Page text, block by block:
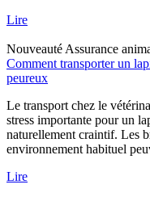
Lire
Nouveauté Assurance
Comment transporter un
peureux
Le transport chez le
stress importante pour un
naturellement craintif. Les
environnement habituel
Lire